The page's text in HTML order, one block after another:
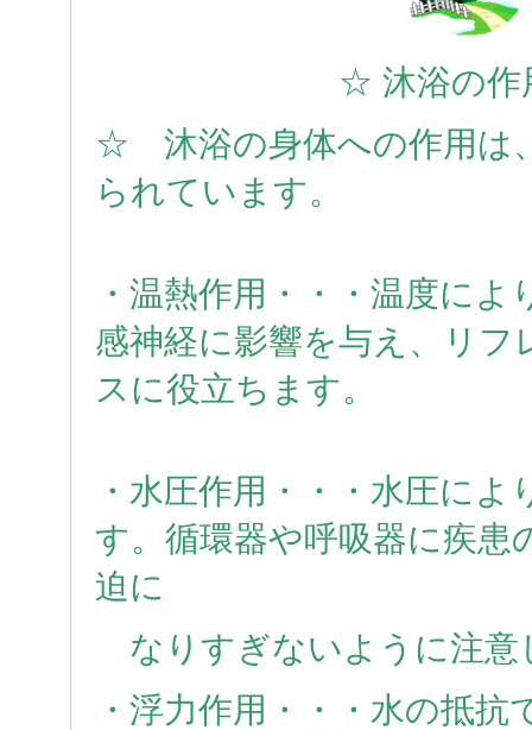
☆ 沐浴の
☆ 沐浴の身体への作用は
られています。
・温熱作用・・・温度によ
感神経に影響を与え、リ
スに役立ちます。
・水圧作用・・・水圧に
す。循環器や呼吸器に疾患
迫に
なりすぎないように注意
・浮力作用・・・水の抵